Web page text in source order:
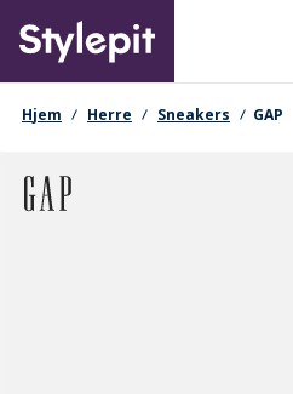
main
content
Primary departments
navigationssti
Hjem Herre Sneakers GAP